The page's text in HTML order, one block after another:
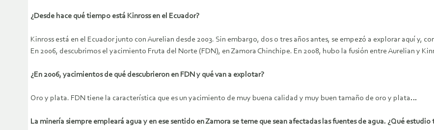
¿Desde hace qué tiempo está Kinross en el Ecuador?
Kinross está en el Ecuador junto con Aurelian desde 2003. Sin embargo, dos o tres años antes, se empezó a explorar aquí y,
En 2006, descubrimos el yacimiento Fruta del Norte (FDN), en Zamora Chinchipe. En 2008, hubo la fusión entre Aurelian y
¿En 2006, yacimientos de qué descubrieron en FDN y qué van a explotar?
Oro y plata. FDN tiene la característica que es un yacimiento de muy buena calidad y muy buen tamaño de oro y plata…
La minería siempre empleará agua y en ese sentido en Zamora se teme que sean afectadas las fuentes de agua. ¿Qué